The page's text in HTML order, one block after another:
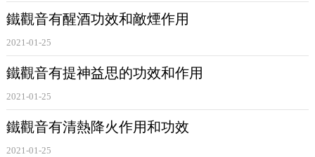
尼古丁帶來的副作用。當然，這種作用不僅僅是咖啡鹼的單
果。
鐵觀音
此，飲茶後能破睡、提神、去煩、解除疲倦、清醒頭腦、增
鐵觀音有醒酒功效和敵煙作用
2021-01-25
鐵觀音有提神益思的功效和作用
2021-01-25
鐵觀音有清熱降火作用和功效
2021-01-25